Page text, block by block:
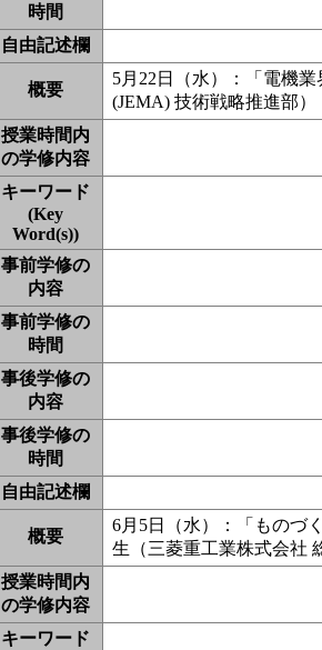
時間
自由記述欄
概要
5月22日（水）：「電機
(JEMA) 技術戦略推進部）
授業時間内
の学修内容
キーワード
(Key
Word(s))
事前学修の
内容
事前学修の
時間
事後学修の
内容
事後学修の
時間
自由記述欄
概要
6月5日（水）：「ものづ
生（三菱重工業株式会社
授業時間内
の学修内容
キーワード